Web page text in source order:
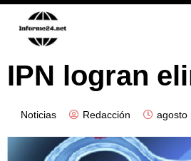
IPN logran
Noticias Redacción agosto